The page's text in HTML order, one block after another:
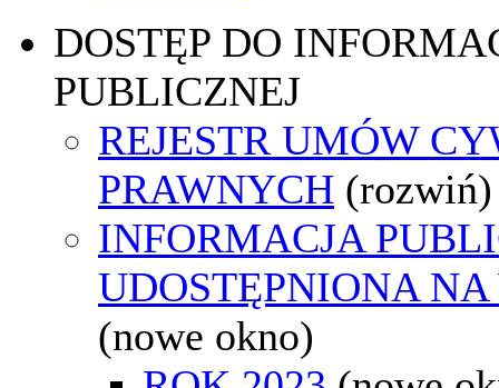
DOSTĘP DO
PUBLICZNEJ
REJESTR UMÓW
PRAWNYCH (rozwiń)
INFORMACJA
UDOSTĘPNIONA
(nowe okno)